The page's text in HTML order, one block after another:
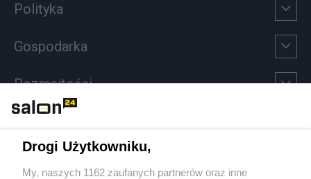
Polityka
Gospodarka
Rozmaitości
Sport
Drogi Użytkowniku,
My, naszych 1162 zaufanych partnerów oraz inne